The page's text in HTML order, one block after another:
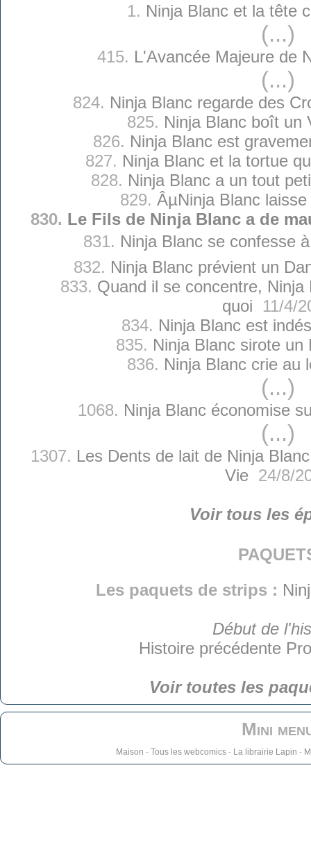
1. Ninja Blanc et la tête
(...)
415. L'Avancée Majeure de
(...)
824. Ninja Blanc regarde des
825. Ninja Blanc boît un
826. Ninja Blanc est
827. Ninja Blanc et la tortue
828. Ninja Blanc a un tout
829. ÂµNinja Blanc
830. Le Fils de Ninja Blanc a de
831. Ninja Blanc se confesse à
832. Ninja Blanc prévient un
833. Quand il se concentre,
quoi 11/4/
834. Ninja Blanc est
835. Ninja Blanc sirote un
836. Ninja Blanc crie au
(...)
1068. Ninja Blanc économise
(...)
1307. Les Dents de lait de Ninja
Vie24/8/
Voir tous les
Les paquets de strips :
Début de
Histoire précédente
Voir toutes les
Mini
Maison - Tous les webcomics- La librairie Lapin -